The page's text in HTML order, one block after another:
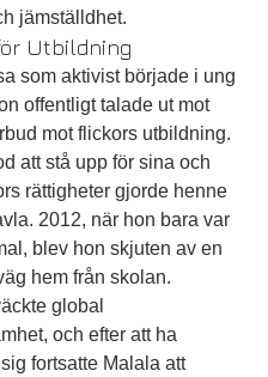
jämställdhet.
Utbildning
som aktivist började i ung
offentligt talade ut mot
mot flickors utbildning.
att stå upp för sina och
rättigheter gjorde henne
2012, när hon bara var
blev hon skjuten av en
hem från skolan.
global
och efter att ha
fortsatte Malala att